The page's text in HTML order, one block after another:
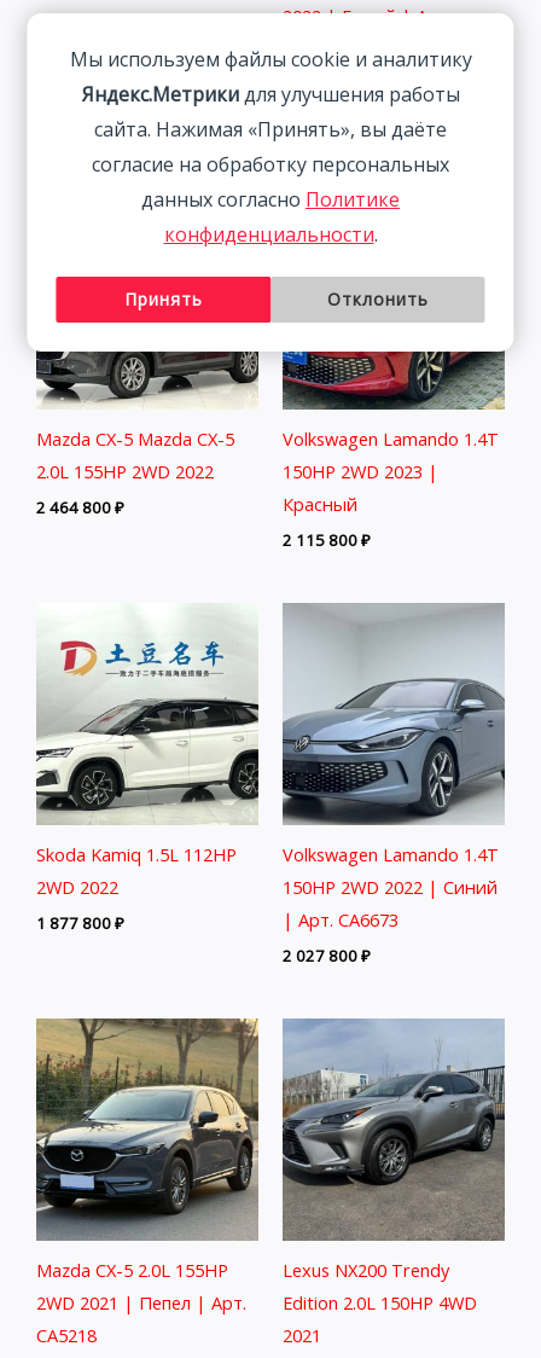
150HP 2WD 2022 | Синий
| Арт. CA6659
1 895 800₽
2022 | Белый | Арт.
CA6456
Mazda CX-5 Mazda CX-5
2.0L 155HP 2WD 2022
2 464 800₽
Volkswagen Lamando 1.4T
150HP 2WD 2023 |
Красный
2 115 800₽
Skoda Kamiq 1.5L 112HP
2WD 2022
1 877 800₽
Volkswagen Lamando 1.4T
150HP 2WD 2022 | Синий
| Арт. CA6673
2 027 800₽
Mazda CX-5 2.0L 155HP
2WD 2021 | Пепел | Арт.
CA5218
Lexus NX200 Trendy
Edition 2.0L 150HP 4WD
2021
Мы используем файлы cookie и аналитику
Яндекс.Метрикидля улучшения работы
сайта. Нажимая «Принять», вы даёте
согласие на обработку персональных
данных согласно Политике
конфиденциальности.
Принять Отклонить